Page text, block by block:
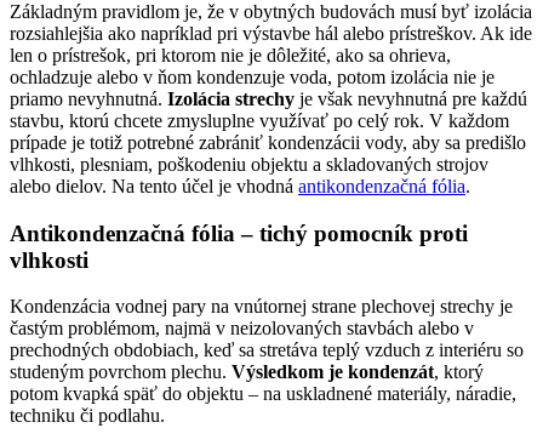
Základným pravidlom je, že v obytných budovách musí byť izolácia
rozsiahlejšia ako napríklad pri výstavbe hál alebo prístreškov. Ak ide
len o prístrešok, pri ktorom nie je dôležité, ako sa ohrieva,
ochladzuje alebo v ňom kondenzuje voda, potom izolácia nie je
priamo nevyhnutná. Izolácia strechy je však nevyhnutná pre každú
stavbu, ktorú chcete zmysluplne využívať po celý rok. V každom
prípade je totiž potrebné zabrániť kondenzácii vody, aby sa predišlo
vlhkosti, plesniam, poškodeniu objektu a skladovaných strojov
alebo dielov. Na tento účel je vhodná antikondenzačná fólia.
Antikondenzačná fólia – tichý pomocník proti
vlhkosti
Kondenzácia vodnej pary na vnútornej strane plechovej strechy je
častým problémom, najmä v neizolovaných stavbách alebo v
prechodných obdobiach, keď sa stretáva teplý vzduch z interiéru so
studeným povrchom plechu. Výsledkom je kondenzát, ktorý
potom kvapká späť do objektu – na uskladnené materiály, náradie,
techniku či podlahu.